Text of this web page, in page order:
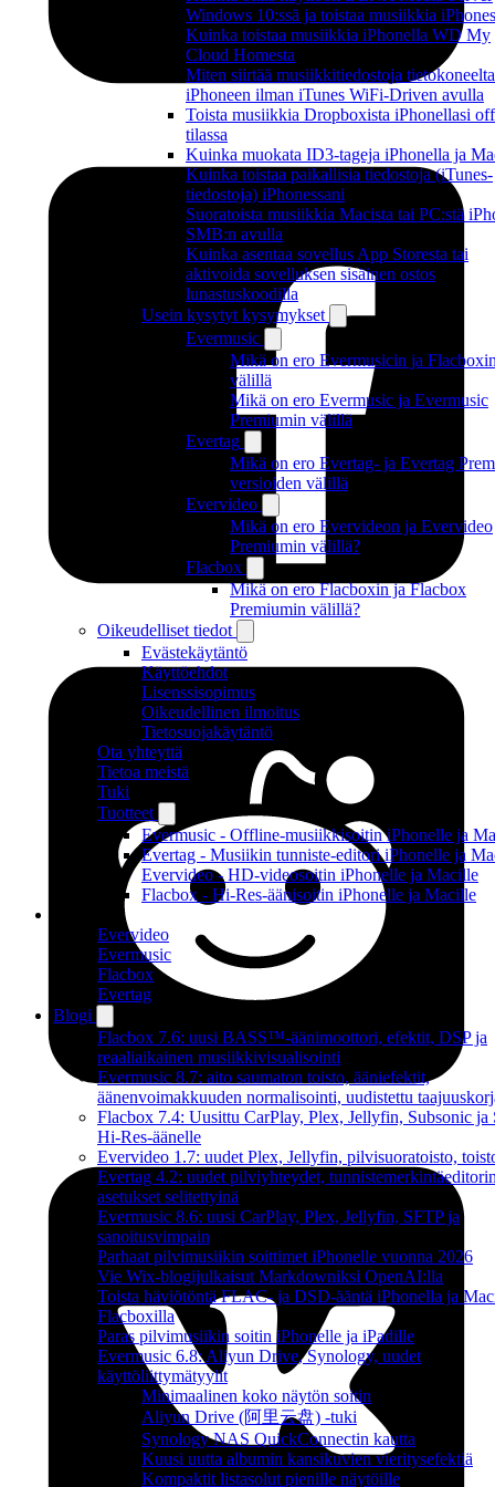
Windows 10:ssä ja toistaa musiikkia
Kuinka toistaa musiikkia iPhonella WD My
Cloud Homesta
Miten siirtää musiikkitiedostoja tietokoneelta
iPhoneen ilman iTunes WiFi-Driven avulla
Toista musiikkia Dropboxista iPhonellasi
tilassa
Kuinka muokata ID3-tageja iPhonella ja
Kuinka toistaa paikallisia tiedostoja (iTunes-
tiedostoja) iPhonessani
Suoratoista musiikkia Macista tai PC:stä
SMB:n avulla
Kuinka asentaa sovellus App Storesta tai
aktivoida sovelluksen sisäinen ostos
lunastuskoodilla
Usein kysytyt kysymykset
Evermusic
Mikä on ero Evermusicin ja
välillä
Mikä on ero Evermusic ja Evermusic
Premiumin välillä
Evertag
Mikä on ero Evertag- ja Evertag
versioiden välillä
Evervideo
Mikä on ero Evervideon ja Evervideo
Premiumin välillä?
Flacbox
Mikä on ero Flacboxin ja Flacbox
Premiumin välillä?
Oikeudelliset tiedot
Evästekäytäntö
Käyttöehdot
Lisenssisopimus
Oikeudellinen ilmoitus
Tietosuojakäytäntö
Ota yhteyttä
Tietoa meistä
Tuki
Tuotteet
Evermusic - Offline-musiikkisoitin iPhonelle ja
Evertag - Musiikin tunniste-editori iPhonelle ja
Evervideo - HD-videosoitin iPhonelle ja Macille
Flacbox - Hi-Res-äänisoitin iPhonelle ja Macille
Evervideo
Evermusic
Flacbox
Evertag
Blogi
Flacbox 7.6: uusi BASS™-äänimoottori, efektit, DSP ja
reaaliaikainen musiikkivisualisointi
Evermusic 8.7: aito saumaton toisto, ääniefektit,
äänenvoimakkuuden normalisointi, uudistettu
Flacbox 7.4: Uusittu CarPlay, Plex, Jellyfin, Subsonic ja
Hi-Res-äänelle
Evervideo 1.7: uudet Plex, Jellyfin, pilvisuoratoisto,
Evertag 4.2: uudet pilviyhteydet,
asetukset selitettyinä
Evermusic 8.6: uusi CarPlay, Plex, Jellyfin, SFTP ja
sanoitusvimpain
Parhaat pilvimusiikin soittimet iPhonelle vuonna 2026
Vie Wix-blogijulkaisut Markdowniksi OpenAI:lla
Toista häviötöntä FLAC- ja DSD-ääntä iPhonella ja
Flacboxilla
Paras pilvimusiikin soitin iPhonelle ja iPadille
Evermusic 6.8: Aliyun Drive, Synology, uudet
käyttöliittymätyylit
Minimaalinen koko näytön soitin
Aliyun Drive (阿里云盘) -tuki
Synology NAS QuickConnectin kautta
Kuusi uutta albumin kansikuvien vieritysefektiä
Kompaktit listasolut pienille näytöille